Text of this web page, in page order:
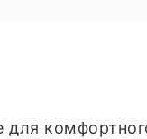
для